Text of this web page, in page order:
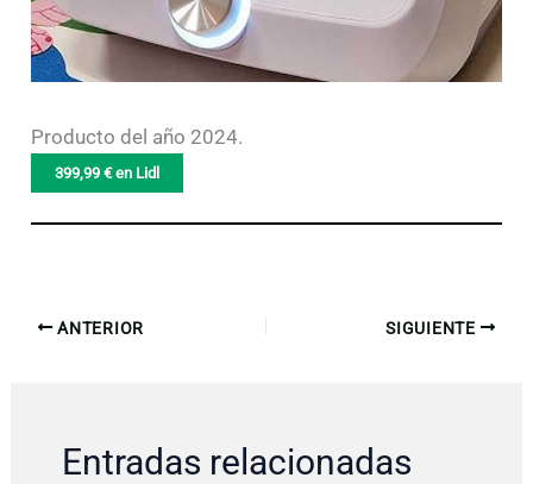
Producto del año 2024.
399,99 € en Lidl
ANTERIOR SIGUIENTE
Entradas relacionadas